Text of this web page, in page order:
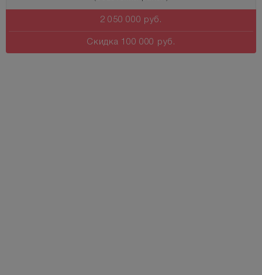
2 050 000 руб.
Скидка 100 000 руб.
Узнай о новых квартирах первым!
Подпишись на рассылку